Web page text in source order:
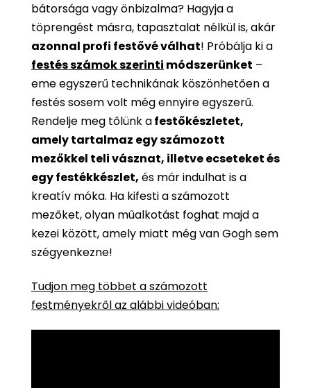
bátorsága vagy önbizalma? Hagyja a
töprengést másra, tapasztalat nélkül is, akár
azonnal profi festővé válhat! Próbálja ki a
festés számok szerinti módszerünket –
eme egyszerű technikának köszönhetően a
festés sosem volt még ennyire egyszerű.
Rendelje meg tőlünk afestőkészletet,
amely tartalmaz egy számozott
mezőkkel teli vásznat, illetve ecseteket és
egy festékkészlet, és már indulhat is a
kreatív móka. Ha kifesti a számozott
mezőket, olyan műalkotást foghat majd a
kezei között, amely miatt még van Gogh sem
szégyenkezne!
Tudjon meg többet a számozott
festményekről az alábbi videóban: